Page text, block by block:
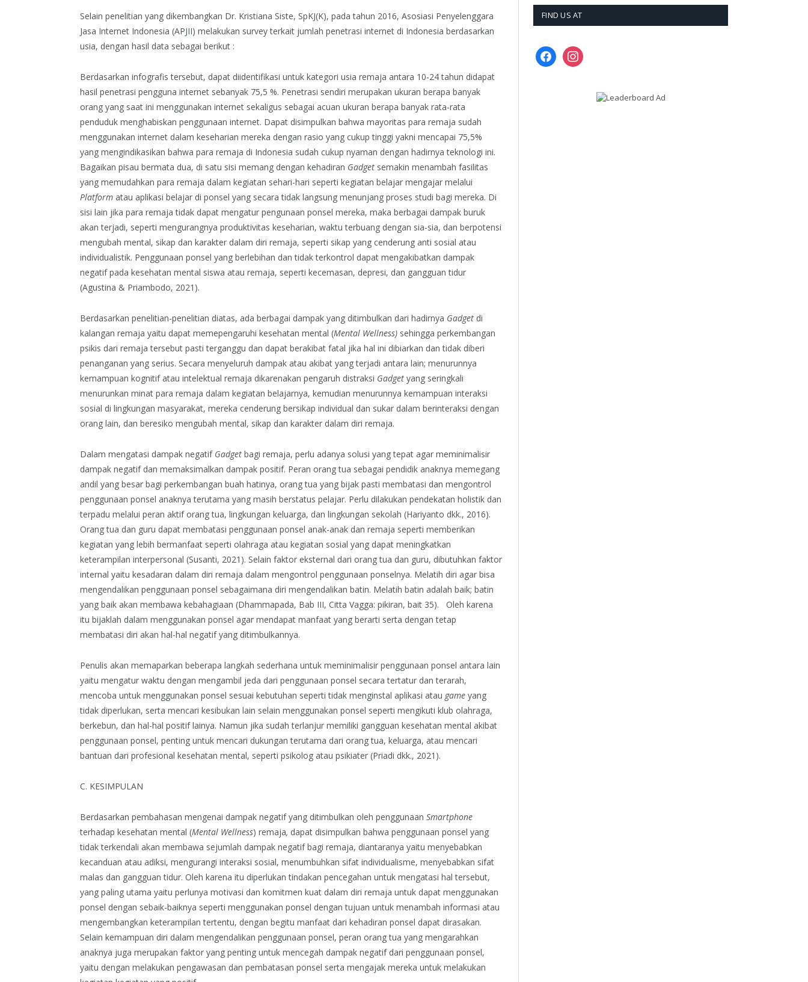
Selain penelitian yang dikembangkan Dr. Kristiana Siste, SpKJ(K), pada tahun 2016, Asosiasi Penyelenggara
Jasa Internet Indonesia (APJII) melakukan survey terkait jumlah penetrasi internet di Indonesia berdasarkan
usia, dengan hasil data sebagai berikut :
Berdasarkan infografis tersebut, dapat diidentifikasi untuk kategori usia remaja antara 10-24 tahun didapat
hasil penetrasi pengguna internet sebanyak 75,5 %. Penetrasi sendiri merupakan ukuran berapa banyak
orang yang saat ini menggunakan internet sekaligus sebagai acuan ukuran berapa banyak rata-rata
penduduk menghabiskan penggunaan internet. Dapat disimpulkan bahwa mayoritas para remaja sudah
menggunakan internet dalam keseharian mereka dengan rasio yang cukup tinggi yakni mencapai 75,5%
yang mengindikasikan bahwa para remaja di Indonesia sudah cukup nyaman dengan hadirnya teknologi ini.
Bagaikan pisau bermata dua, di satu sisi memang dengan kehadiran Gadget semakin menambah fasilitas
yang memudahkan para remaja dalam kegiatan sehari-hari seperti kegiatan belajar mengajar melalui
Platform atau aplikasi belajar di ponsel yang secara tidak langsung menunjang proses studi bagi mereka. Di
sisi lain jika para remaja tidak dapat mengatur pengunaan ponsel mereka, maka berbagai dampak buruk
akan terjadi, seperti mengurangnya produktivitas keseharian, waktu terbuang dengan sia-sia, dan berpotensi
mengubah mental, sikap dan karakter dalam diri remaja, seperti sikap yang cenderung anti sosial atau
individualistik. Penggunaan ponsel yang berlebihan dan tidak terkontrol dapat mengakibatkan dampak
negatif pada kesehatan mental siswa atau remaja, seperti kecemasan, depresi, dan gangguan tidur
(Agustina & Priambodo, 2021).
Berdasarkan penelitian-penelitian diatas, ada berbagai dampak yang ditimbulkan dari hadirnya Gadget di
kalangan remaja yaitu dapat memepengaruhi kesehatan mental (Mental Wellness) sehingga perkembangan
psikis dari remaja tersebut pasti terganggu dan dapat berakibat fatal jika hal ini dibiarkan dan tidak diberi
penanganan yang serius. Secara menyeluruh dampak atau akibat yang terjadi antara lain; menurunnya
kemampuan kognitif atau intelektual remaja dikarenakan pengaruh distraksi Gadget yang seringkali
menurunkan minat para remaja dalam kegiatan belajarnya, kemudian menurunnya kemampuan interaksi
sosial di lingkungan masyarakat, mereka cenderung bersikap individual dan sukar dalam berinteraksi dengan
orang lain, dan beresiko mengubah mental, sikap dan karakter dalam diri remaja.
Dalam mengatasi dampak negatif Gadget bagi remaja, perlu adanya solusi yang tepat agar meminimalisir
dampak negatif dan memaksimalkan dampak positif. Peran orang tua sebagai pendidik anaknya memegang
andil yang besar bagi perkembangan buah hatinya, orang tua yang bijak pasti membatasi dan mengontrol
penggunaan ponsel anaknya terutama yang masih berstatus pelajar. Perlu dilakukan pendekatan holistik dan
terpadu melalui peran aktif orang tua, lingkungan keluarga, dan lingkungan sekolah (Hariyanto dkk., 2016).
Orang tua dan guru dapat membatasi penggunaan ponsel anak-anak dan remaja seperti memberikan
kegiatan yang lebih bermanfaat seperti olahraga atau kegiatan sosial yang dapat meningkatkan
keterampilan interpersonal (Susanti, 2021). Selain faktor eksternal dari orang tua dan guru, dibutuhkan faktor
internal yaitu kesadaran dalam diri remaja dalam mengontrol penggunaan ponselnya. Melatih diri agar bisa
mengendalikan penggunaan ponsel sebagaimana diri mengendalikan batin. Melatih batin adalah baik; batin
yang baik akan membawa kebahagiaan (Dhammapada, Bab III, Citta Vagga: pikiran, bait 35). Oleh karena
itu bijaklah dalam menggunakan ponsel agar mendapat manfaat yang berarti serta dengan tetap
membatasi diri akan hal-hal negatif yang ditimbulkannya.
Penulis akan memaparkan beberapa langkah sederhana untuk meminimalisir penggunaan ponsel antara lain
yaitu mengatur waktu dengan mengambil jeda dari penggunaan ponsel secara tertatur dan terarah,
mencoba untuk menggunakan ponsel sesuai kebutuhan seperti tidak menginstal aplikasi atau game yang
tidak diperlukan, serta mencari kesibukan lain selain menggunakan ponsel seperti mengikuti klub olahraga,
berkebun, dan hal-hal positif lainya. Namun jika sudah terlanjur memiliki gangguan kesehatan mental akibat
penggunaan ponsel, penting untuk mencari dukungan terutama dari orang tua, keluarga, atau mencari
bantuan dari profesional kesehatan mental, seperti psikolog atau psikiater (Priadi dkk., 2021).
C. KESIMPULAN
Berdasarkan pembahasan mengenai dampak negatif yang ditimbulkan oleh penggunaan Smartphone
terhadap kesehatan mental (Mental Wellness) remaja, dapat disimpulkan bahwa penggunaan ponsel yang
tidak terkendali akan membawa sejumlah dampak negatif bagi remaja, diantaranya yaitu menyebabkan
kecanduan atau adiksi, mengurangi interaksi sosial, menumbuhkan sifat individualisme, menyebabkan sifat
malas dan gangguan tidur. Oleh karena itu diperlukan tindakan pencegahan untuk mengatasi hal tersebut,
yang paling utama yaitu perlunya motivasi dan komitmen kuat dalam diri remaja untuk dapat menggunakan
ponsel dengan sebaik-baiknya seperti menggunakan ponsel dengan tujuan untuk menambah informasi atau
mengembangkan keterampilan tertentu, dengan begitu manfaat dari kehadiran ponsel dapat dirasakan.
Selain kemampuan diri dalam mengendalikan penggunaan ponsel, peran orang tua yang mengarahkan
anaknya juga merupakan faktor yang penting untuk mencegah dampak negatif dari penggunaan ponsel,
yaitu dengan melakukan pengawasan dan pembatasan ponsel serta mengajak mereka untuk melakukan
FIND US AT
facebookinstagram